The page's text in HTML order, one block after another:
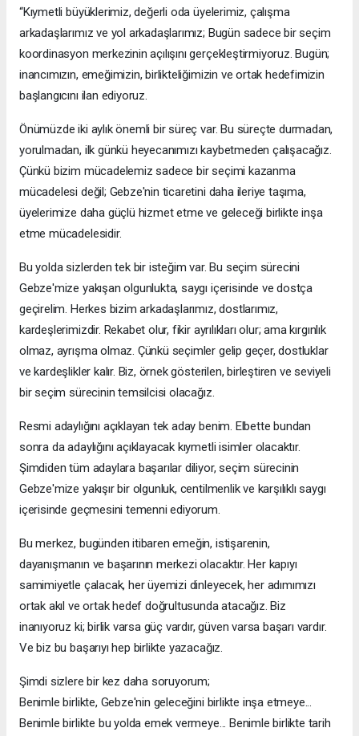
“Kıymetli büyüklerimiz, değerli oda üyelerimiz, çalışma
arkadaşlarımız ve yol arkadaşlarımız; Bugün sadece bir seçim
koordinasyon merkezinin açılışını gerçekleştirmiyoruz. Bugün;
inancımızın, emeğimizin, birlikteliğimizin ve ortak hedefimizin
başlangıcını ilan ediyoruz.
Önümüzde iki aylık önemli bir süreç var. Bu süreçte durmadan,
yorulmadan, ilk günkü heyecanımızı kaybetmeden çalışacağız.
Çünkü bizim mücadelemiz sadece bir seçimi kazanma
mücadelesi değil; Gebze'nin ticaretini daha ileriye taşıma,
üyelerimize daha güçlü hizmet etme ve geleceği birlikte inşa
etme mücadelesidir.
Bu yolda sizlerden tek bir isteğim var. Bu seçim sürecini
Gebze'mize yakışan olgunlukta, saygı içerisinde ve dostça
geçirelim. Herkes bizim arkadaşlarımız, dostlarımız,
kardeşlerimizdir. Rekabet olur, fikir ayrılıkları olur; ama kırgınlık
olmaz, ayrışma olmaz. Çünkü seçimler gelip geçer, dostluklar
ve kardeşlikler kalır. Biz, örnek gösterilen, birleştiren ve seviyeli
bir seçim sürecinin temsilcisi olacağız.
Resmi adaylığını açıklayan tek aday benim. Elbette bundan
sonra da adaylığını açıklayacak kıymetli isimler olacaktır.
Şimdiden tüm adaylara başarılar diliyor, seçim sürecinin
Gebze'mize yakışır bir olgunluk, centilmenlik ve karşılıklı saygı
içerisinde geçmesini temenni ediyorum.
Bu merkez, bugünden itibaren emeğin, istişarenin,
dayanışmanın ve başarının merkezi olacaktır. Her kapıyı
samimiyetle çalacak, her üyemizi dinleyecek, her adımımızı
ortak akıl ve ortak hedef doğrultusunda atacağız. Biz
inanıyoruz ki; birlik varsa güç vardır, güven varsa başarı vardır.
Ve biz bu başarıyı hep birlikte yazacağız.
Şimdi sizlere bir kez daha soruyorum;
Benimle birlikte, Gebze'nin geleceğini birlikte inşa etmeye...
Benimle birlikte bu yolda emek vermeye... Benimle birlikte tarih